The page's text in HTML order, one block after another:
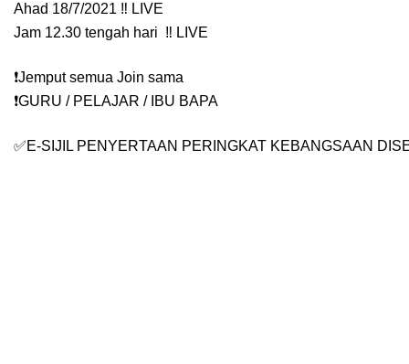
Ahad 18/7/2021 ‼️ LIVE
Jam 12.30 tengah hari  ‼️ LIVE
❗️Jemput semua Join sama
❗️GURU / PELAJAR / IBU BAPA
✅E-SIJIL PENYERTAAN PERINGKAT KEBANGSAAN